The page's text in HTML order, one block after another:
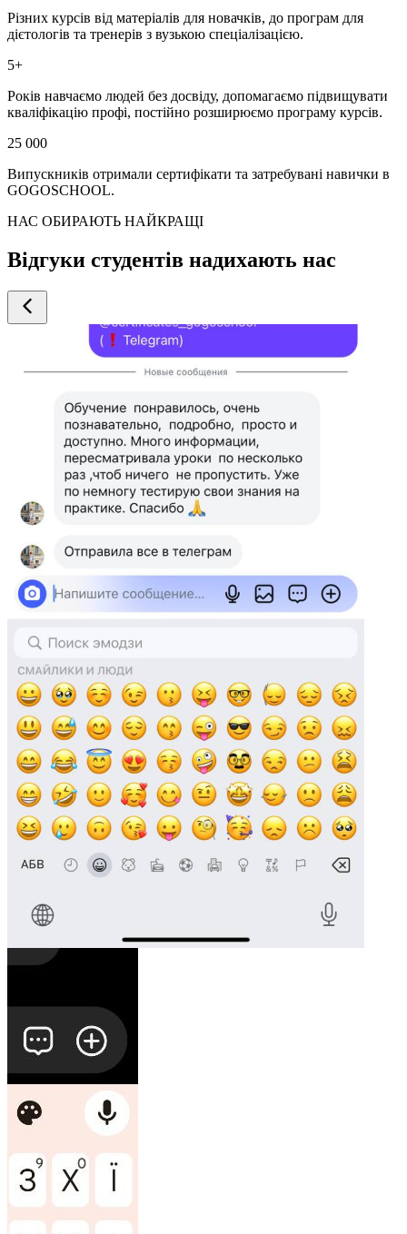
Різних курсів від матеріалів для новачків, до програм для
дієтологів та тренерів з вузькою спеціалізацією.
5+
Років навчаємо людей без досвіду, допомагаємо підвищувати
кваліфікацію профі, постійно розширюємо програму курсів.
25 000
Випускників отримали сертифікати та затребувані навички в
GOGOSCHOOL.
НАС ОБИРАЮТЬ НАЙКРАЩІ
Відгуки студентів надихають нас